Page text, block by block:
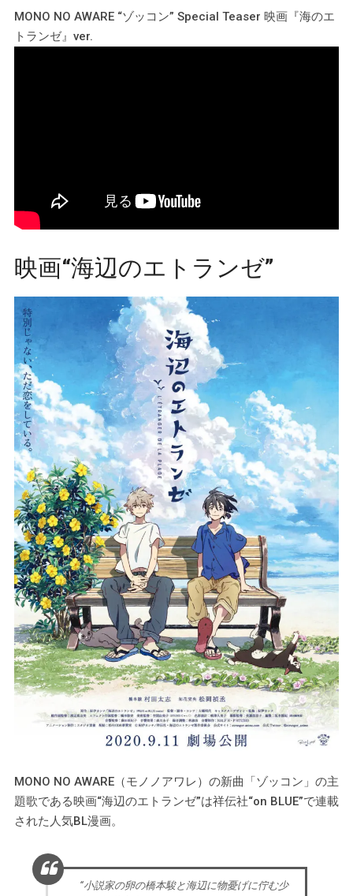
MONO NO AWARE “ゾッコン” Special Teaser 映画『海のエ
トランゼ』ver.
映画“海辺のエトランゼ”
MONO NO AWARE（モノノアワレ）の新曲「ゾッコン」の主
題歌である映画“海辺のエトランゼ”は祥伝社“on BLUE”で連載
された人気BL漫画。
“小説家の卵の橋本駿と海辺に物憂げに佇む少